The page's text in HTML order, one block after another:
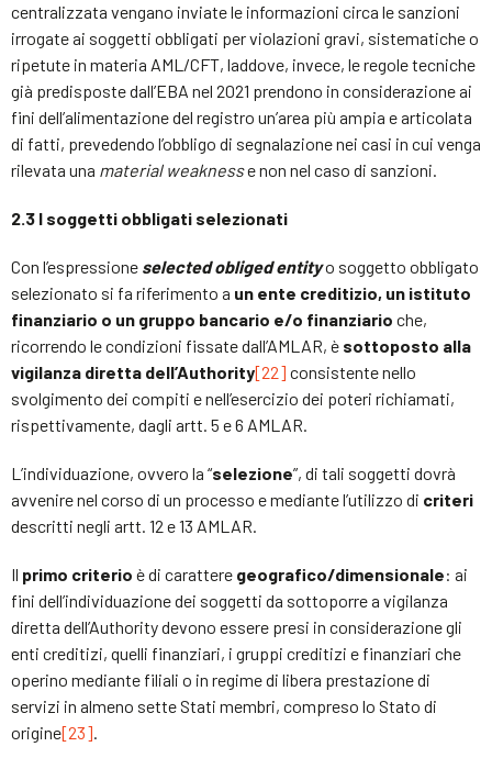
centralizzata vengano inviate le informazioni circa le sanzioni
irrogate ai soggetti obbligati per violazioni gravi, sistematiche o
ripetute in materia AML/CFT, laddove, invece, le regole tecniche
già predisposte dall’EBA nel 2021 prendono in considerazione ai
fini dell’alimentazione del registro un’area più ampia e articolata
di fatti, prevedendo l’obbligo di segnalazione nei casi in cui venga
rilevata una material weaknesse non nel caso di sanzioni.
2.3 I soggetti obbligati selezionati
Con l’espressione selected obliged entityo soggetto obbligato
selezionato si fa riferimento a un ente creditizio, un istituto
finanziario o un gruppo bancario e/o finanziario che,
ricorrendo le condizioni fissate dall’AMLAR, è sottoposto alla
vigilanza diretta dell’Authority[22] consistente nello
svolgimento dei compiti e nell’esercizio dei poteri richiamati,
rispettivamente, dagli artt. 5 e 6 AMLAR.
L’individuazione, ovvero la “selezione”, di tali soggetti dovrà
avvenire nel corso di un processo e mediante l’utilizzo di criteri
descritti negli artt. 12 e 13 AMLAR.
Il primo criterio è di carattere geografico/dimensionale: ai
fini dell’individuazione dei soggetti da sottoporre a vigilanza
diretta dell’Authority devono essere presi in considerazione gli
enti creditizi, quelli finanziari, i gruppi creditizi e finanziari che
operino mediante filiali o in regime di libera prestazione di
servizi in almeno sette Stati membri, compreso lo Stato di
origine[23].